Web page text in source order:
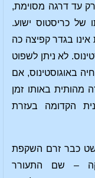
עד דרגה מסוימת,
של כריסטוס ישוע.
אינו בגדר קפיצה כה
לא ניתן לשפוט
באוגוסטינוס, אם
מהותית באותו זמן
הקדומה בעזרת
כבר זרם השקפת
– שם התעורר